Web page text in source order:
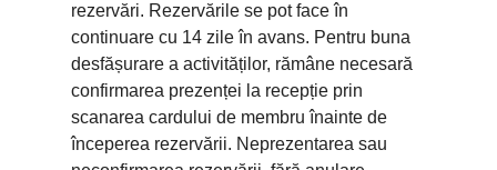
rezervări. Rezervările se pot face în
continuare cu 14 zile în avans. Pentru buna
desfășurare a activităților, rămâne necesară
confirmarea prezenței la recepție prin
scanarea cardului de membru înainte de
începerea rezervării. Neprezentarea sau